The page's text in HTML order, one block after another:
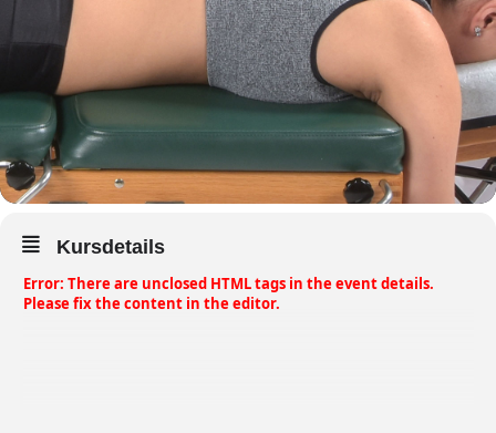
Kursdetails
Error: There are unclosed HTML tags in the event details.
Please fix the content in the editor.